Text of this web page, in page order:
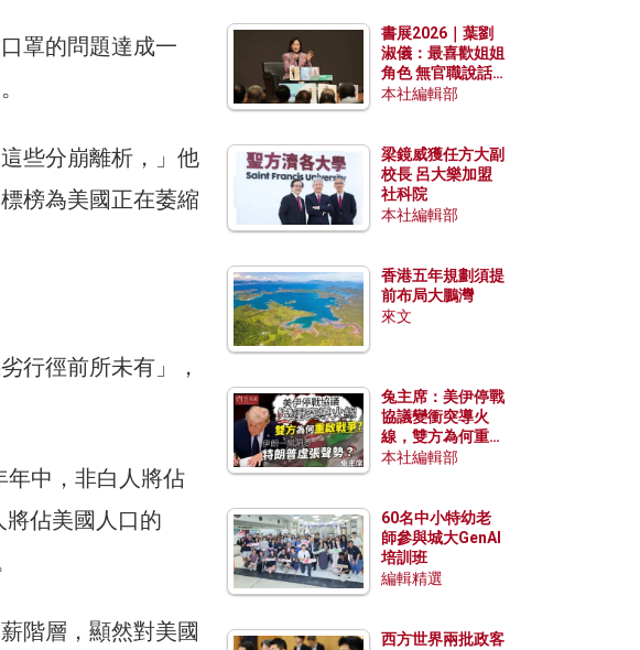
罩的問題達成一
些分崩離析，」他
榜為美國正在萎縮
行徑前所未有」，
年中，非白人將佔
佔美國人口的
階層，顯然對美國
書展2026｜葉劉
淑儀：最喜歡姐姐
角色 無官職說話
包袱少
本社編輯部
梁鏡威獲任方大副
校長 呂大樂加盟
社科院
本社編輯部
香港五年規劃須提
前布局大鵬灣
來文
兔主席：美伊停戰
協議變衝突導火
線，雙方為何重啟
戰爭？伊朗一早洞
本社編輯部
60名中小特幼老
師參與城大GenAI
培訓班
編輯精選
西方世界兩批政客